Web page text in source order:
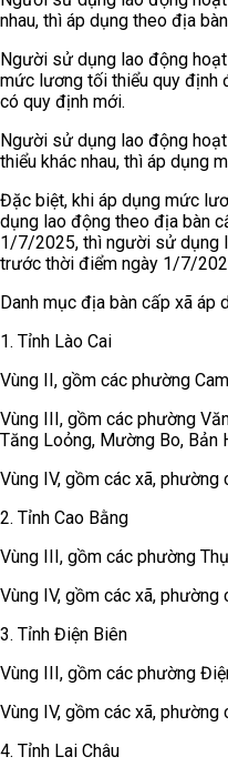
nhau, thì áp dụng theo địa
Người sử dụng lao động
mức lương tối thiểu quy định
có quy định mới.
Người sử dụng lao động
thiểu khác nhau, thì áp dụng
Đặc biệt, khi áp dụng mức
dụng lao động theo địa bàn
1/7/2025, thì người sử dụng
trước thời điểm ngày 1/7/
Danh mục địa bàn cấp xã
1. Tỉnh Lào Cai
Vùng II, gồm các phường
Vùng III, gồm các phường
Tăng Loỏng, Mường Bo, Bản
Vùng IV, gồm các xã, phường
2. Tỉnh Cao Bằng
Vùng III, gồm các phường
Vùng IV, gồm các xã, phường
3. Tỉnh Điện Biên
Vùng III, gồm các phường
Vùng IV, gồm các xã, phường
4. Tỉnh Lai Châu